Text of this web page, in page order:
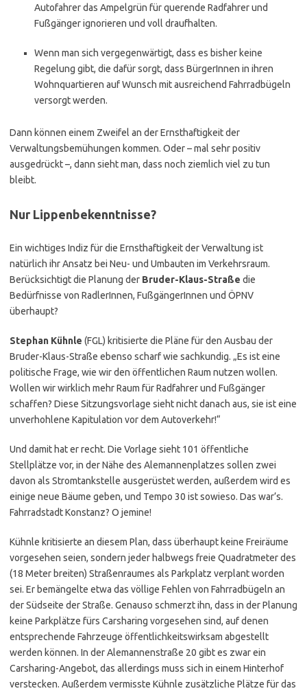
Autofahrer das Ampelgrün für querende Radfahrer und
Fußgänger ignorieren und voll draufhalten.
Wenn man sich vergegenwärtigt, dass es bisher keine
Regelung gibt, die dafür sorgt, dass BürgerInnen in ihren
Wohnquartieren auf Wunsch mit ausreichend Fahrradbügeln
versorgt werden.
Dann können einem Zweifel an der Ernsthaftigkeit der
Verwaltungsbemühungen kommen. Oder – mal sehr positiv
ausgedrückt –, dann sieht man, dass noch ziemlich viel zu tun
bleibt.
Nur Lippenbekenntnisse?
Ein wichtiges Indiz für die Ernsthaftigkeit der Verwaltung ist
natürlich ihr Ansatz bei Neu- und Umbauten im Verkehrsraum.
Berücksichtigt die Planung der Bruder-Klaus-Straße die
Bedürfnisse von RadlerInnen, FußgängerInnen und ÖPNV
überhaupt?
Stephan Kühnle (FGL) kritisierte die Pläne für den Ausbau der
Bruder-Klaus-Straße ebenso scharf wie sachkundig. „Es ist eine
politische Frage, wie wir den öffentlichen Raum nutzen wollen.
Wollen wir wirklich mehr Raum für Radfahrer und Fußgänger
schaffen? Diese Sitzungsvorlage sieht nicht danach aus, sie ist eine
unverhohlene Kapitulation vor dem Autoverkehr!“
Und damit hat er recht. Die Vorlage sieht 101 öffentliche
Stellplätze vor, in der Nähe des Alemannenplatzes sollen zwei
davon als Stromtankstelle ausgerüstet werden, außerdem wird es
einige neue Bäume geben, und Tempo 30 ist sowieso. Das war’s.
Fahrradstadt Konstanz? O jemine!
Kühnle kritisierte an diesem Plan, dass überhaupt keine Freiräume
vorgesehen seien, sondern jeder halbwegs freie Quadratmeter des
(18 Meter breiten) Straßenraumes als Parkplatz verplant worden
sei. Er bemängelte etwa das völlige Fehlen von Fahrradbügeln an
der Südseite der Straße. Genauso schmerzt ihn, dass in der Planung
keine Parkplätze fürs Carsharing vorgesehen sind, auf denen
entsprechende Fahrzeuge öffentlichkeitswirksam abgestellt
werden können. In der Alemannenstraße 20 gibt es zwar ein
Carsharing-Angebot, das allerdings muss sich in einem Hinterhof
verstecken. Außerdem vermisste Kühnle zusätzliche Plätze für das